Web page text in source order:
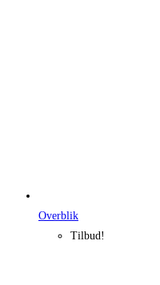
Overblik
Tilbud!